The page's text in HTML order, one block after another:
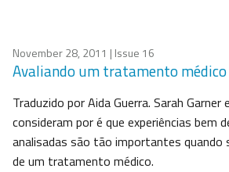
November 28, 2011 | Issue 16
Avaliando um tratamento médico
Traduzido por Aida Guerra. Sarah Garner
consideram por é que experiências bem
analisadas são tão importantes
de um tratamento médico.